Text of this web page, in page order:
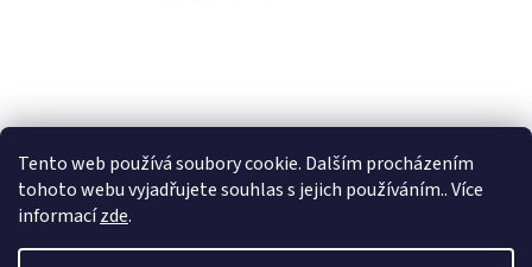
Tento web používá soubory cookie. Dalším procházením
tohoto webu vyjadřujete souhlas s jejich používáním.. Více
informacízde.